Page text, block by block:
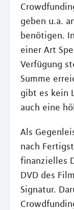
geben u.a.
benötigen.
einer Art
Verfügung
Summe
gibt es kein
auch eine
Als
nach
finanzielles
DVD des
Signatur.